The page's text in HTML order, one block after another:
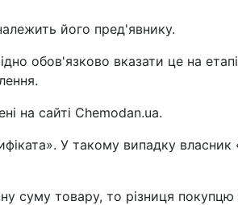
його пред'явнику.
обов'язково вказати це на
на сайті Chemodan.ua.
У такому випадку
суму товару, то різниця